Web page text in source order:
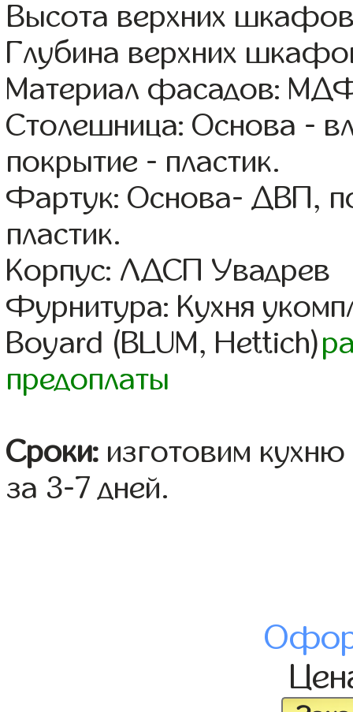
Высота верхних
Глубина верхних
Материал фасадов:
Столешница: Основа -
покрытие - пластик.
Фартук: Основа- ДВП,
пластик.
Корпус: ЛДСП Увадрев
Фурнитура: Кухня
Boyard (BLUM, Hettich)
предоплаты
Сроки: изготовим
за 3-7 дней.